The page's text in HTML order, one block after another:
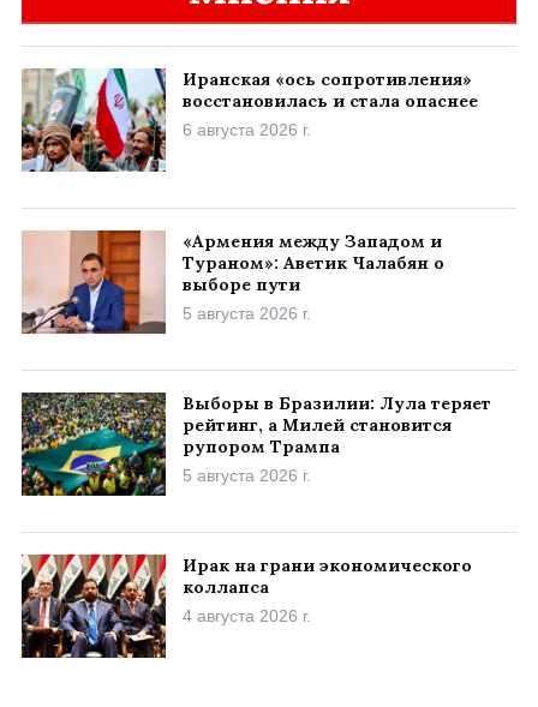
Иранская «ось сопротивления»
восстановилась и стала опаснее
6 августа 2026 г.
«Армения между Западом и
Тураном»: Аветик Чалабян о
выборе пути
5 августа 2026 г.
Выборы в Бразилии: Лула теряет
рейтинг, а Милей становится
рупором Трампа
5 августа 2026 г.
Ирак на грани экономического
коллапса
4 августа 2026 г.